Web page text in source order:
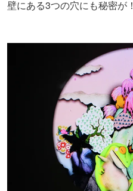
壁にある3つの穴にも秘密が！